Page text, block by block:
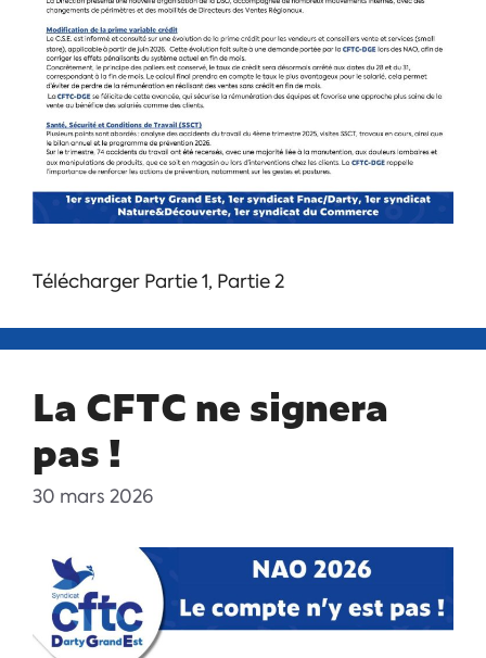
Télécharger Partie 1, Partie 2
La CFTC ne signera
pas !
30 mars 2026